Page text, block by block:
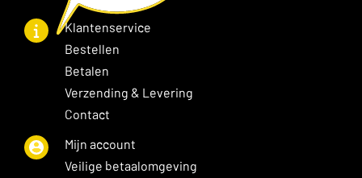
Klantenservice
Bestellen
Betalen
Verzending & Levering
Contact
Mijn account
Veilige betaalomgeving